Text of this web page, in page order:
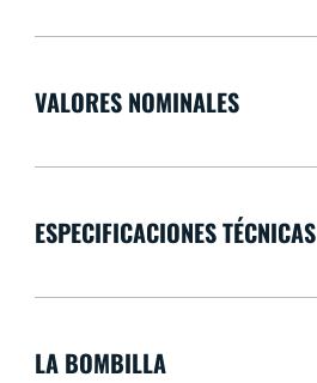
VALORES NOMINALES
ESPECIFICACIONES TÉCNICAS
LA BOMBILLA